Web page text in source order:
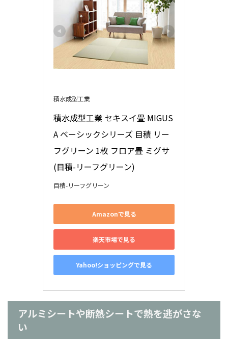
積水成型工業
積水成型工業 セキスイ畳 MIGUS
A ベーシックシリーズ 目積 リー
フグリーン 1枚 フロア畳 ミグサ
(目積-リーフグリーン)
目積-リーフグリーン
Amazonで見る
楽天市場で見る
Yahoo!ショッピングで見る
アルミシートや断熱シートで熱を逃がさな
い